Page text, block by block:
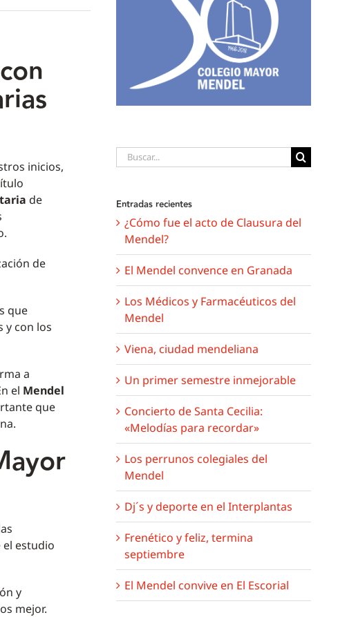
inicios,
de
de
que
y con los
a
el Mendel
que
el estudio
y
mejor.
Buscar:
Entradas recientes
¿Cómo fue el acto de Clausura del
Mendel?
El Mendel convence en Granada
Los Médicos y Farmacéuticos del
Mendel
Viena, ciudad mendeliana
Un primer semestre inmejorable
Concierto de Santa Cecilia:
«Melodías para recordar»
Los perrunos colegiales del
Mendel
Dj´s y deporte en el Interplantas
Frenético y feliz, termina
septiembre
El Mendel convive en El Escorial